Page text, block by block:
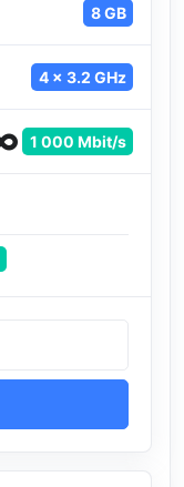
8 GB
4 x 3.2 GHz
1 000 Mbit/s